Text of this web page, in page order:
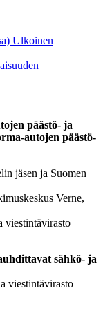
Ulkoinen
päästö- ja
autojen päästö-
jäsen ja Suomen
Verne,
viestintävirasto
sähkö- ja
viestintävirasto